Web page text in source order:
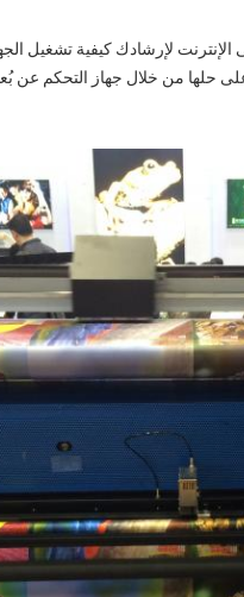
لإرشادك كيفية تشغيل
حلها من خلال جهاز التحكم عن